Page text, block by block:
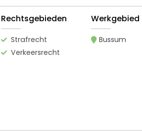
Rechtsgebieden
Strafrecht
Verkeersrecht
Werkgebied
Bussum